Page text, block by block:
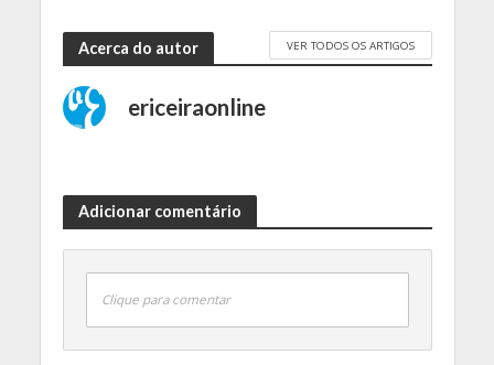
Acerca do autor VER TODOS OS ARTIGOS
ericeiraonline
Adicionar comentário
Clique para comentar